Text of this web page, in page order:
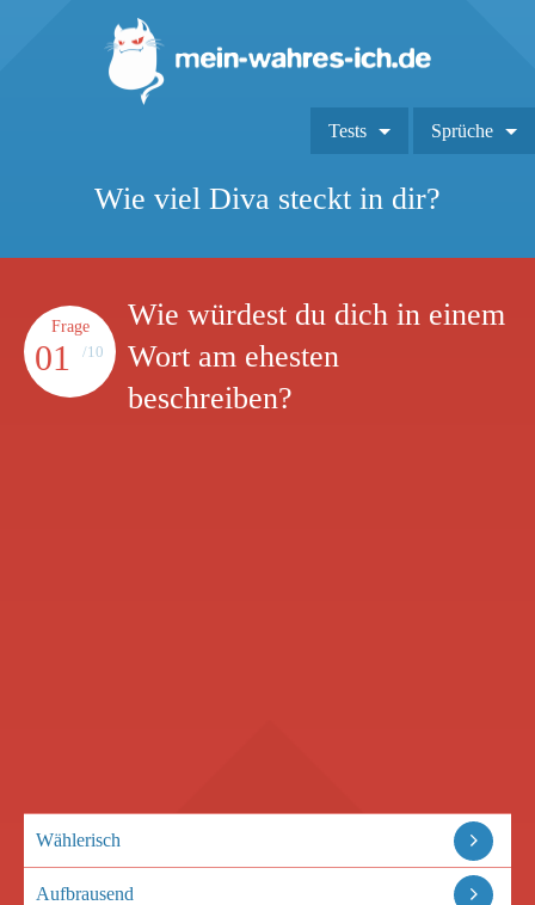
Tests Sprüche
Wie viel Diva steckt in dir?
Frage
01 /10
Wie würdest du dich in einem
Wort am ehesten
beschreiben?
Wählerisch
Aufbrausend